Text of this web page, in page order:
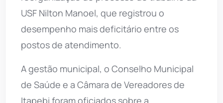
USF Nilton Manoel, que registrou o
desempenho mais deficitário entre os
postos de atendimento.
A gestão municipal, o Conselho Municipal
de Saúde e a Câmara de Vereadores de